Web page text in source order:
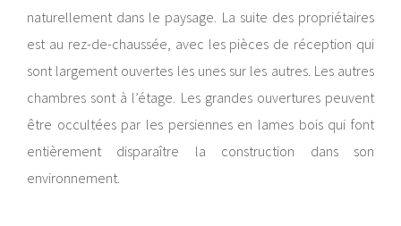
naturellement dans le paysage. La suite des propriétaires
est au rez-de-chaussée, avec les pièces de réception qui
sont largement ouvertes les unes sur les autres. Les autres
chambres sont à l’étage. Les grandes ouvertures peuvent
être occultées par les persiennes en lames bois qui font
entièrement disparaître la construction dans son
environnement.